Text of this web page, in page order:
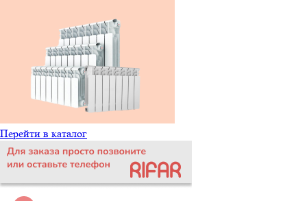
Перейти в каталог